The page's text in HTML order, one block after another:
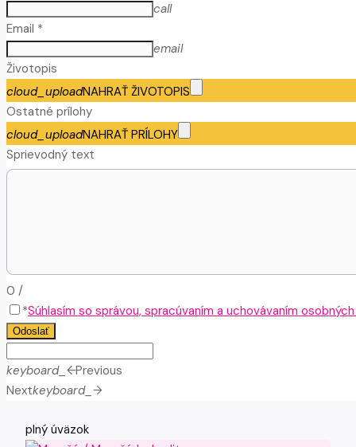
call
Email *
email
Životopis
cloud_uploadNAHRAŤ ŽIVOTOPIS
Ostatné prílohy
cloud_uploadNAHRAŤ PRÍLOHY
Sprievodný text
0 /
*Súhlasím so správou, spracúvaním a uchovávaním
Odoslať
keyboard_arrow_leftPrevious
Nextkeyboard_arrow_right
plný úväzok